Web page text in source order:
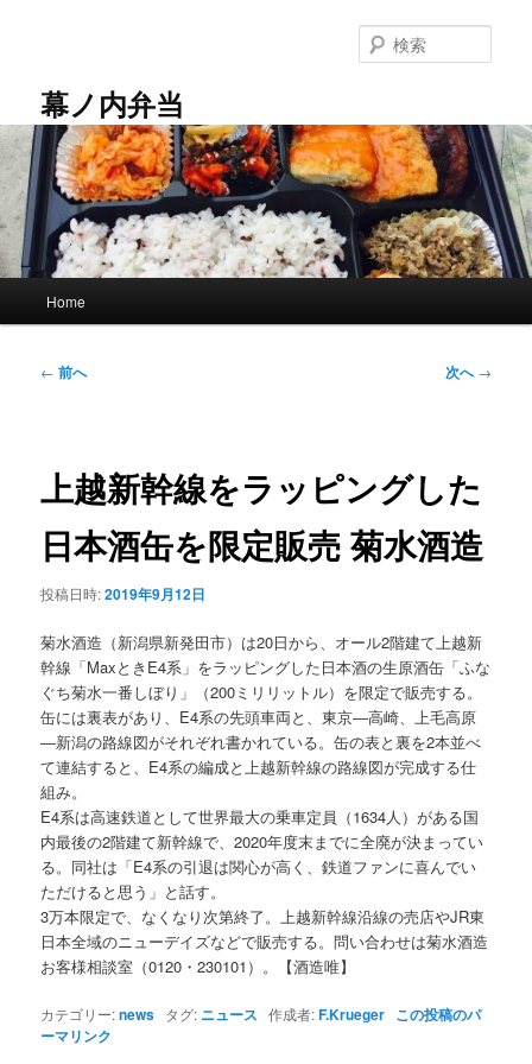
テ
ン
へ
移
動
幕ノ内弁当
索
Home
投
ゲ
ー
ョ
ン
← 前へ 次へ→
上越新幹線をラッピングした
日本酒缶を限定販売 菊水酒造
投稿日時:2019年9月12日
菊水酒造（新潟県新発田市）は20日から、オール2階建て上越新
幹線「MaxときE4系」をラッピングした日本酒の生原酒缶「ふな
ぐち菊水一番しぼり」（200ミリリットル）を限定で販売する。
缶には裏表があり、E4系の先頭車両と、東京―高崎、上毛高原
―新潟の路線図がそれぞれ書かれている。缶の表と裏を2本並べ
て連結すると、E4系の編成と上越新幹線の路線図が完成する仕
組み。
E4系は高速鉄道として世界最大の乗車定員（1634人）がある国
内最後の2階建て新幹線で、2020年度末までに全廃が決まってい
る。同社は「E4系の引退は関心が高く、鉄道ファンに喜んでい
ただけると思う」と話す。
3万本限定で、なくなり次第終了。上越新幹線沿線の売店やJR東
日本全域のニューデイズなどで販売する。問い合わせは菊水酒造
お客様相談室（0120・230101）。【酒造唯】
カテゴリー:news タグ: ニュース 作成者:F.Krueger この投稿のパ
ーマリンク